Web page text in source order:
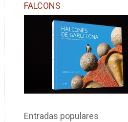
FALCONS
Entradas populares